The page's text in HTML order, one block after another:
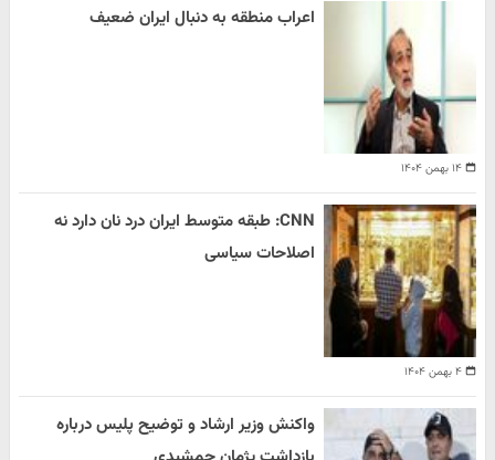
۱۴ بهمن ۱۴۰۴
اعراب منطقه به دنبال ایران ضعیف
۴ بهمن ۱۴۰۴
CNN: طبقه متوسط ایران درد نان دارد نه
اصلاحات سیاسی
واکنش وزیر ارشاد و توضیح پلیس درباره